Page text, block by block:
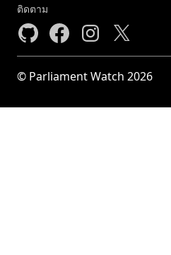
ติดตาม
© Parliament Watch 2026